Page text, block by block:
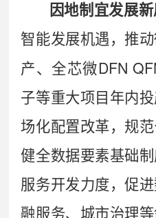
因地制宜发展新
智能发展机遇，推
产、全芯微DFN
子等重大项目年内投
场化配置改革，规范
健全数据要素基础
服务开发力度，促
融服务、城市治理等